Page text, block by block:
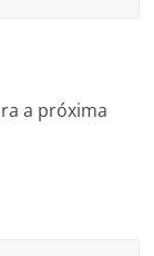
a próxima